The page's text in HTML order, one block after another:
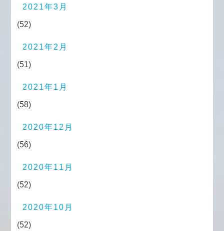
2021年3月
(52)
2021年2月
(51)
2021年1月
(58)
2020年12月
(56)
2020年11月
(52)
2020年10月
(52)